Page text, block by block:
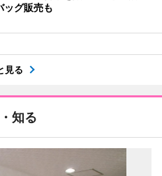
ッグ販売も
見る
知る